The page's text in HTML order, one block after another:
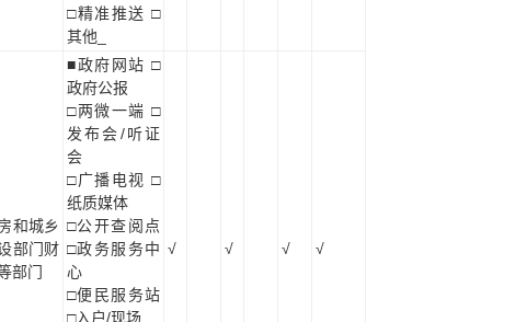
□精准推送 □
其他_
和城乡
部门财
部门
■政府网站 □
政府公报
□两微一端 □
发布会/听证
会
□广播电视 □
纸质媒体
□公开查阅点
□政务服务中
心
□便民服务站
□入户/现场
√ √ √ √